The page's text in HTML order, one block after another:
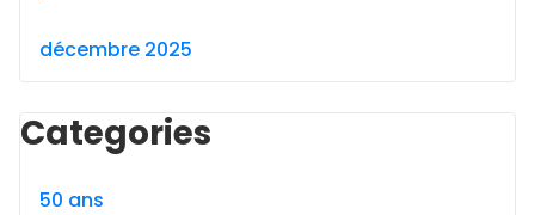
décembre 2025
Categories
50 ans